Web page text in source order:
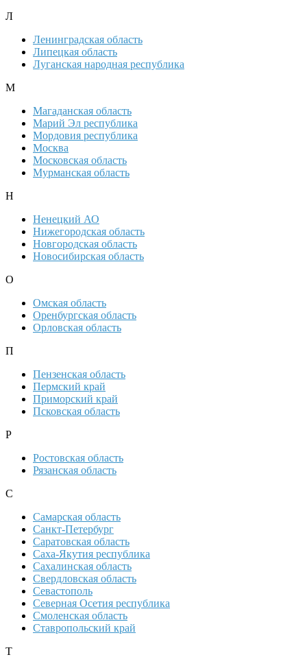
Л
Ленинградская область
Липецкая область
Луганская народная республика
М
Магаданская область
Марий Эл республика
Мордовия республика
Москва
Московская область
Мурманская область
Н
Ненецкий АО
Нижегородская область
Новгородская область
Новосибирская область
О
Омская область
Оренбургская область
Орловская область
П
Пензенская область
Пермский край
Приморский край
Псковская область
Р
Ростовская область
Рязанская область
С
Самарская область
Санкт-Петербург
Саратовская область
Саха-Якутия республика
Сахалинская область
Свердловская область
Севастополь
Северная Осетия республика
Смоленская область
Ставропольский край
Т